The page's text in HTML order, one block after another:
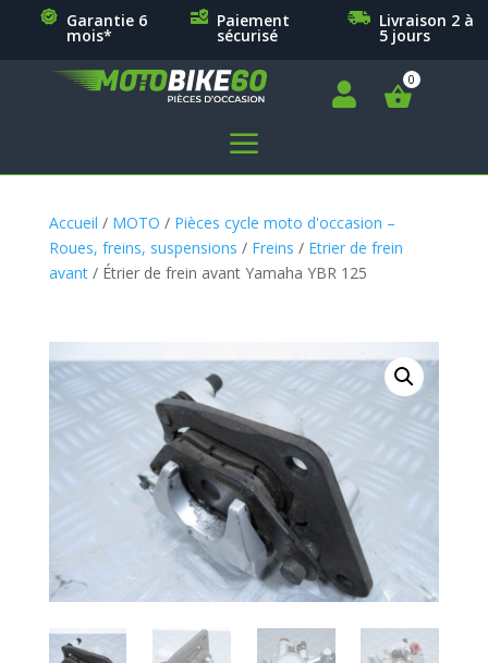
Garantie 6
mois*
Paiement
sécurisé
Livraison 2 à
5 jours

a
Accueil / MOTO / Pièces cycle moto d'occasion –
Roues, freins, suspensions / Freins / Etrier de frein
avant/ Étrier de frein avant Yamaha YBR 125